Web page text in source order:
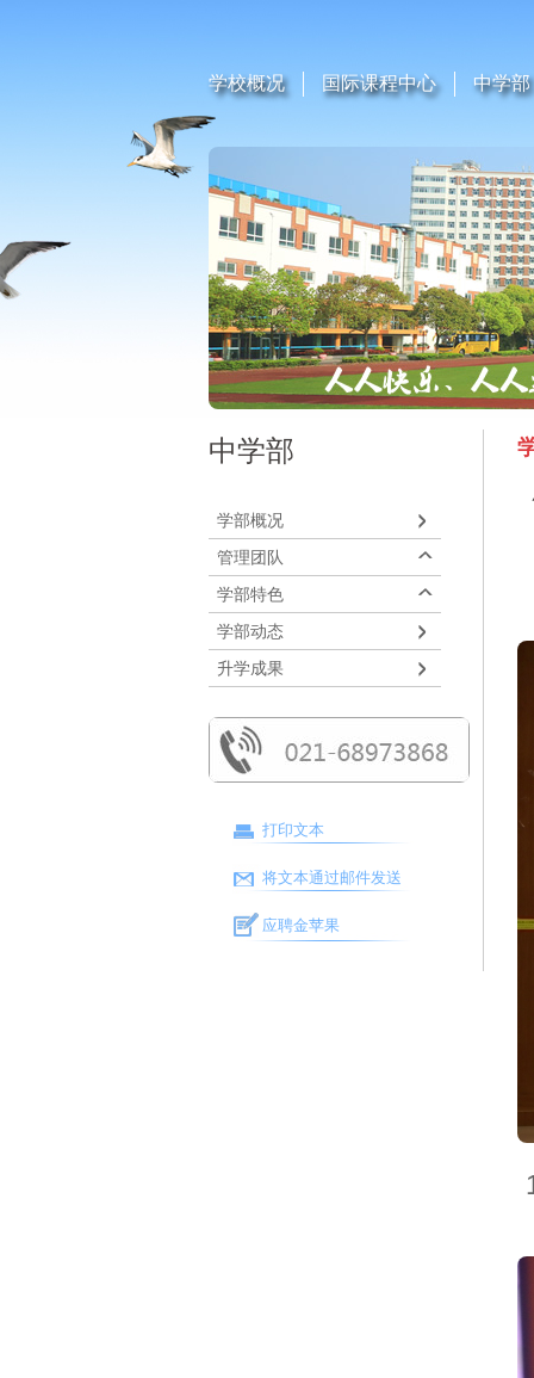
学校概况 国际课程中心 中学部
中学部
学部概况
管理团队
学部特色
学部动态
升学成果
打印文本
将文本通过邮件发送
应聘金苹果